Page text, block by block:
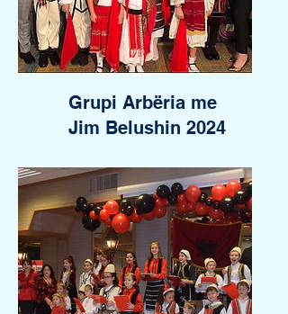
Grupi Arbëria me
Jim Belushin 2024